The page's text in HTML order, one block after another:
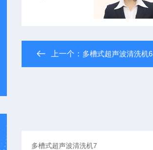
上一个： 多槽式超声波清洗机6